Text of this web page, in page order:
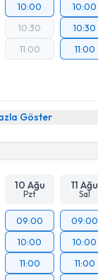
10:00
10:30
11:00
10:00
10:30
11:00
Göster
10 Ağu
Pzt
11 Ağu
Sal
09:00
10:00
11:00
09:00
10:00
11:00